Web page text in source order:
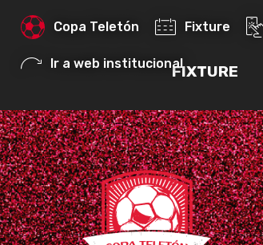
Copa Teletón Fixture
Ir a web institucionalFIXTURE